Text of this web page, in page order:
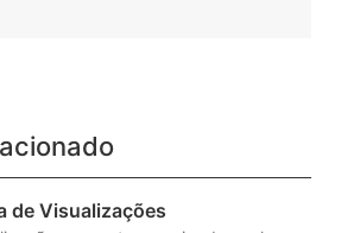
de Visualizações